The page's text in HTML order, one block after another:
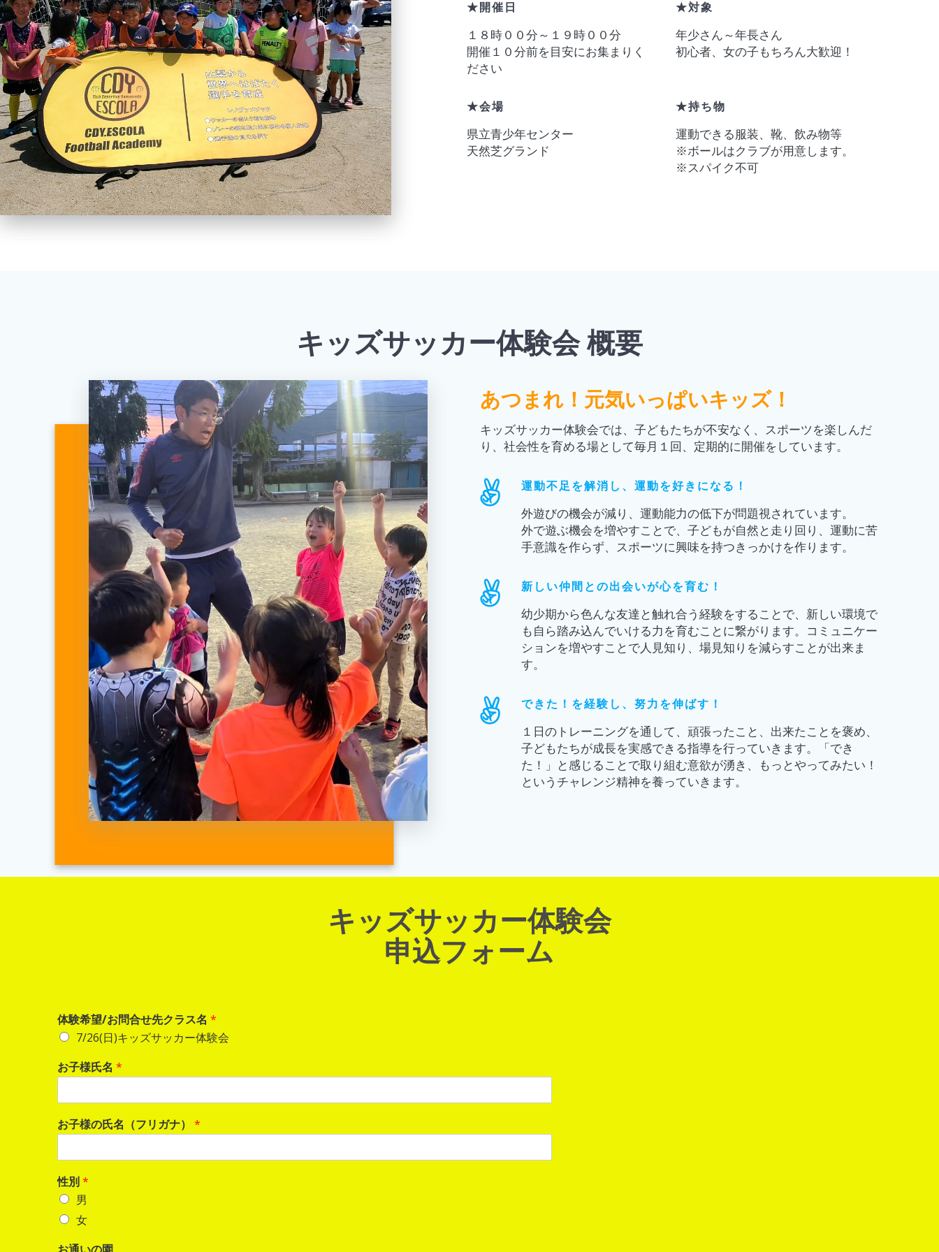
★開催日
１８時００分～１９時００分
開催１０分前を目安にお集まりく
ださい
★対象
年少さん～年長さん
初心者、女の子もちろん大歓迎！
★会場
県立青少年センター
天然芝グランド
★持ち物
運動できる服装、靴、飲み物等
※ボールはクラブが用意します。
※スパイク不可
キッズサッカー体験会 概要
あつまれ！元気いっぱいキッズ！
キッズサッカー体験会では、子どもたちが不安なく、スポーツを楽しんだ
り、社会性を育める場として毎月１回、定期的に開催をしています。
運動不足を解消し、運動を好きになる！
外遊びの機会が減り、運動能力の低下が問題視されています。
外で遊ぶ機会を増やすことで、子どもが自然と走り回り、運動に苦
手意識を作らず、スポーツに興味を持つきっかけを作ります。
新しい仲間との出会いが心を育む！
幼少期から色んな友達と触れ合う経験をすることで、新しい環境で
も自ら踏み込んでいける力を育むことに繋がります。コミュニケー
ションを増やすことで人見知り、場見知りを減らすことが出来ま
す。
できた！を経験し、努力を伸ばす！
１日のトレーニングを通して、頑張ったこと、出来たことを褒め、
子どもたちが成長を実感できる指導を行っていきます。「でき
た！」と感じることで取り組む意欲が湧き、もっとやってみたい！
というチャレンジ精神を養っていきます。
キッズサッカー体験会
申込フォーム
体験希望/お問合せ先クラス名*
7/26(日)キッズサッカー体験会
お子様氏名*
お子様の氏名（フリガナ）*
性別*
男
女